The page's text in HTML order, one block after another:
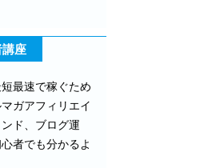
講座
最速で稼ぐため
ガアフィリエイ
ド、ブログ運
者でも分かるよ